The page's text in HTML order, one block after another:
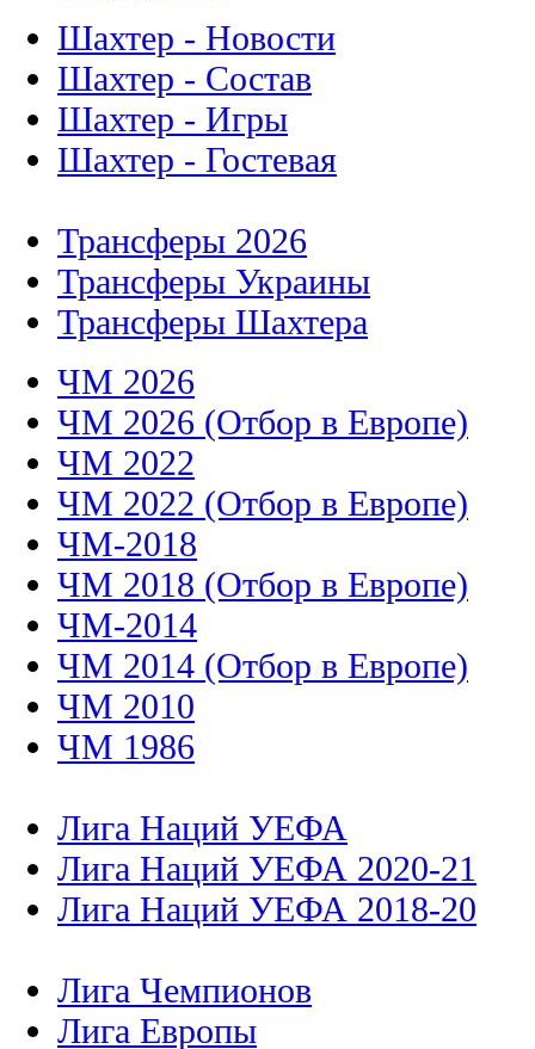
Шахтер - Новости
Шахтер - Состав
Шахтер - Игры
Шахтер - Гостевая
Трансферы 2026
Трансферы Украины
Трансферы Шахтера
ЧМ 2026
ЧМ 2026 (Отбор в Европе)
ЧМ 2022
ЧМ 2022 (Отбор в Европе)
ЧМ-2018
ЧМ 2018 (Отбор в Европе)
ЧМ-2014
ЧМ 2014 (Отбор в Европе)
ЧМ 2010
ЧМ 1986
Лига Наций УЕФА
Лига Наций УЕФА 2020-21
Лига Наций УЕФА 2018-20
Лига Чемпионов
Лига Европы